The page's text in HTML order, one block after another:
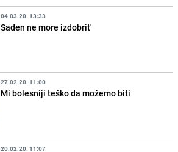
04.03.20. 13:33
Saden ne more izdobrit'
27.02.20. 11:00
Mi bolesniji teško da možemo biti
20.02.20. 11:07